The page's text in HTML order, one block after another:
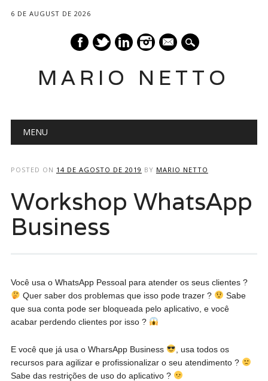
6 DE AUGUST DE 2026
mail
MARIO NETTO
Main menu
MENU
POSTED ON 14 DE AGOSTO DE 2019 BY MARIO NETTO
Workshop WhatsApp
Business
Você usa o WhatsApp Pessoal para atender os seus clientes ?
Quer saber dos problemas que isso pode trazer ?
Sabe
que sua conta pode ser bloqueada pelo aplicativo, e você
acabar perdendo clientes por isso ?
E você que já usa o WharsApp Business
, usa todos os
recursos para agilizar e profissionalizar o seu atendimento ?
Sabe das restrições de uso do aplicativo ?